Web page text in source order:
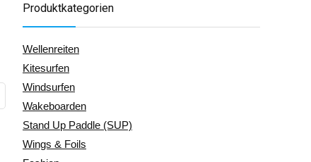
Produktkategorien
Wellenreiten
Kitesurfen
Windsurfen
Wakeboarden
Stand Up Paddle (SUP)
Wings & Foils